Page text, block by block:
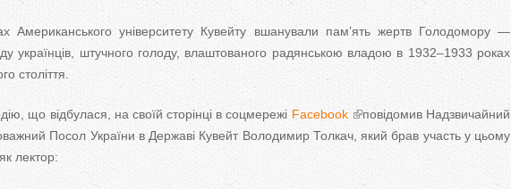
Американського університету Кувейту вшанували пам’ять жертв Голодомору —
українців, штучного голоду, влаштованого радянською владою в 1932–1933 роках
століття.
що відбулася, на своїй сторінці в соцмережі Facebook
повідомив Надзвичайний
Посол України в Державі Кувейт Володимир Толкач, який брав участь у цьому
лектор: